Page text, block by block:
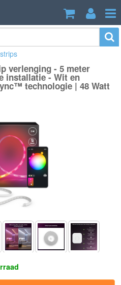
strip verlenging - 5
Eenvoudige
licht -
| 48 Watt
verlenging - 5 meter
installatie - Wit en
technologie | 48 Watt